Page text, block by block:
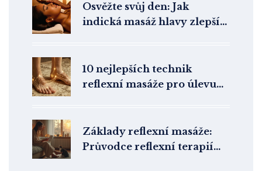
Osvěžte svůj den: Jak
indická masáž hlavy zlepší
10 nejlepších technik
reflexní masáže pro úlevu
Základy reflexní masáže:
Průvodce reflexní terapií